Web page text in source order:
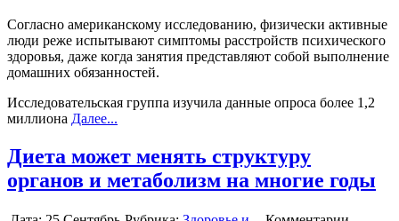
Согласно американскому исследованию, физически активные
люди реже испытывают симптомы расстройств психического
здоровья, даже когда занятия представляют собой выполнение
домашних обязанностей.
Исследовательская группа изучила данные опроса более 1,2
миллиона Далее...
Диета может менять структуру
органов и метаболизм на многие годы